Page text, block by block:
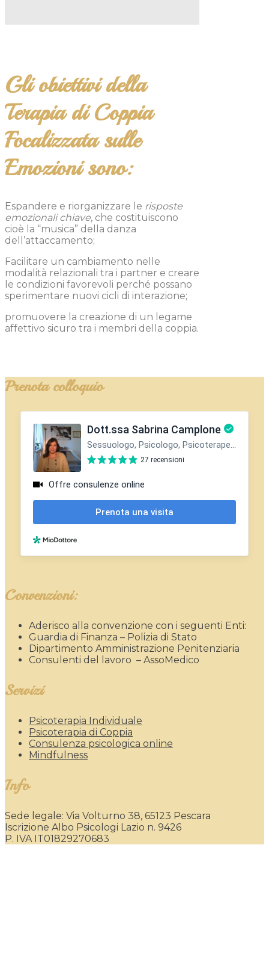
Gli obiettivi della
Terapia di Coppia
Focalizzata sulle
Emozioni sono:
Espandere e riorganizzare le risposte
emozionali chiave, che costituiscono
cioè la “musica” della danza
dell’attaccamento;
Facilitare un cambiamento nelle
modalità relazionali tra i partner e creare
le condizioni favorevoli perché possano
sperimentare nuovi cicli di interazione;
promuovere la creazione di un legame
affettivo sicuro tra i membri della coppia.
Prenota colloquio
Convenzioni:
Aderisco alla convenzione con i seguenti Enti:
Guardia di Finanza – Polizia di Stato
Dipartimento Amministrazione Penitenziaria
Consulenti del lavoro – AssoMedico
Servizi
Psicoterapia Individuale
Psicoterapia di Coppia
Consulenza psicologica online
Mindfulness
Info
Sede legale: Via Volturno 38, 65123 Pescara
Iscrizione Albo Psicologi Lazio n. 9426
P. IVA IT01829270683